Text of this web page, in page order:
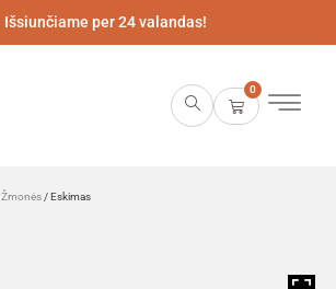
Išsiunčiame per 24 valandas!
0
Žmonės / Eskimas